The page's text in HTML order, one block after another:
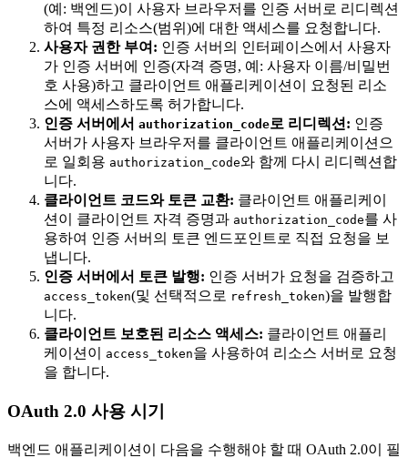
(예: 백엔드)이 사용자 브라우저를 인증 서버로 리디렉션
하여 특정 리소스(범위)에 대한 액세스를 요청합니다.
사용자 권한 부여: 인증 서버의 인터페이스에서 사용자
가 인증 서버에 인증(자격 증명, 예: 사용자 이름/비밀번
호 사용)하고 클라이언트 애플리케이션이 요청된 리소
스에 액세스하도록 허가합니다.
인증 서버에서 authorization_code로 리디렉션: 인증
서버가 사용자 브라우저를 클라이언트 애플리케이션으
로 일회용 authorization_code와 함께 다시 리디렉션합
니다.
클라이언트 코드와 토큰 교환: 클라이언트 애플리케이
션이 클라이언트 자격 증명과 authorization_code를 사
용하여 인증 서버의 토큰 엔드포인트로 직접 요청을 보
냅니다.
인증 서버에서 토큰 발행: 인증 서버가 요청을 검증하고
access_token(및 선택적으로 refresh_token)을 발행합
니다.
클라이언트 보호된 리소스 액세스: 클라이언트 애플리
케이션이
access_token을 사용하여 리소스 서버로 요청
을 합니다.
OAuth 2.0 사용 시기
백엔드 애플리케이션이 다음을 수행해야 할 때 OAuth 2.0이 필